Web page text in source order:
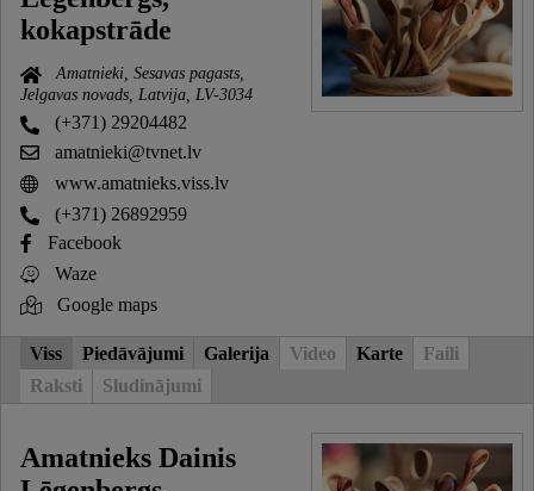
kokapstrāde
Amatnieki, Sesavas pagasts,
Jelgavas novads, Latvija, LV-3034
(+371) 29204482
amatnieki@tvnet.lv
www.amatnieks.viss.lv
(+371) 26892959
Facebook
Waze
Google maps
Viss Piedāvājumi Galerija Video Karte
Faili
Raksti
Sludinājumi
Amatnieks Dainis